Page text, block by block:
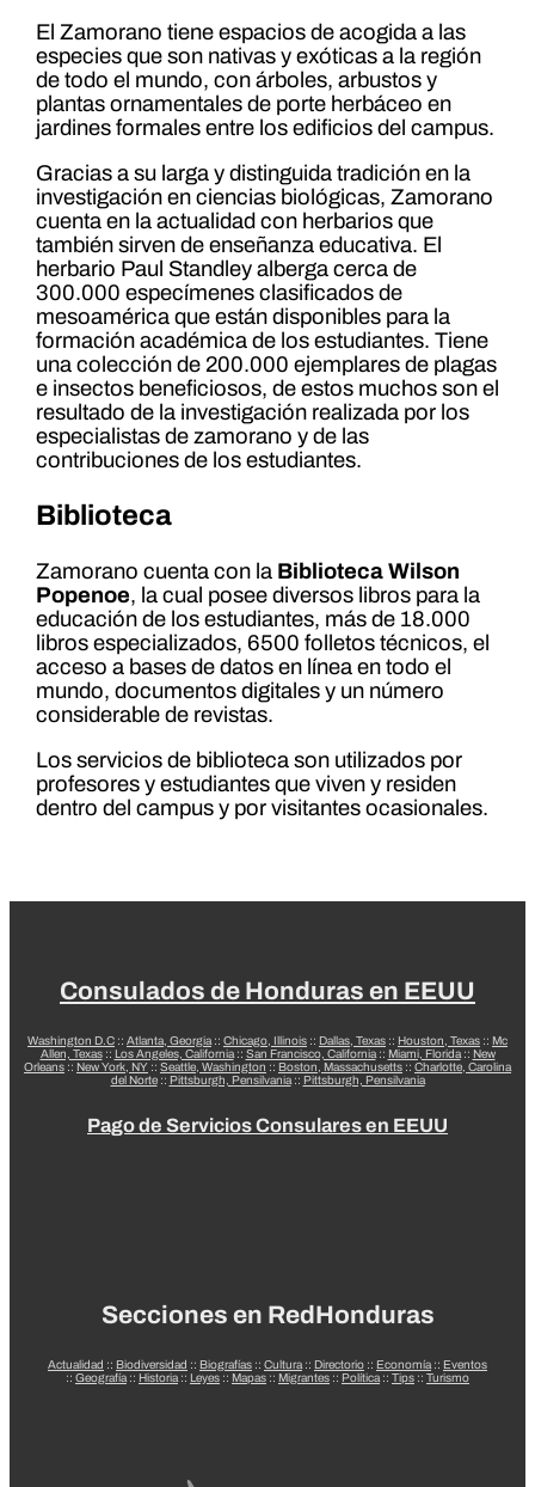
El Zamorano tiene espacios de acogida a las
especies que son nativas y exóticas a la región
de todo el mundo, con árboles, arbustos y
plantas ornamentales de porte herbáceo en
jardines formales entre los edificios del campus.
Gracias a su larga y distinguida tradición en la
investigación en ciencias biológicas, Zamorano
cuenta en la actualidad con herbarios que
también sirven de enseñanza educativa. El
herbario Paul Standley alberga cerca de
300.000 especímenes clasificados de
mesoamérica que están disponibles para la
formación académica de los estudiantes. Tiene
una colección de 200.000 ejemplares de plagas
e insectos beneficiosos, de estos muchos son el
resultado de la investigación realizada por los
especialistas de zamorano y de las
contribuciones de los estudiantes.
Biblioteca
Zamorano cuenta con la Biblioteca Wilson
Popenoe, la cual posee diversos libros para la
educación de los estudiantes, más de 18.000
libros especializados, 6500 folletos técnicos, el
acceso a bases de datos en línea en todo el
mundo, documentos digitales y un número
considerable de revistas.
Los servicios de biblioteca son utilizados por
profesores y estudiantes que viven y residen
dentro del campus y por visitantes ocasionales.
Consulados de Honduras en EEUU
Washington D.C :: Atlanta, Georgia:: Chicago, Illinois :: Dallas, Texas :: Houston, Texas :: Mc
Allen, Texas:: Los Angeles, California:: San Francisco, California:: Miami, Florida:: New
Orleans :: New York, NY :: Seattle, Washington :: Boston, Massachusetts :: Charlotte, Carolina
del Norte:: Pittsburgh, Pensilvania:: Pittsburgh, Pensilvania
Pago de Servicios Consulares en EEUU
Secciones en RedHonduras
Actualidad :: Biodiversidad :: Biografías :: Cultura :: Directorio :: Economía :: Eventos
:: Geografía :: Historia :: Leyes :: Mapas :: Migrantes :: Política :: Tips :: Turismo